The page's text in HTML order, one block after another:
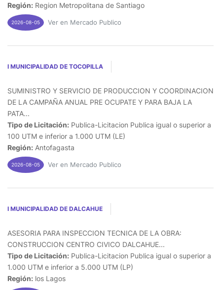
Región: Region Metropolitana de Santiago
2026-08-05 Ver en Mercado Publico
I MUNICIPALIDAD DE TOCOPILLA
SUMINISTRO Y SERVICIO DE PRODUCCION Y COORDINACION
DE LA CAMPAÑA ANUAL PRE OCUPATE Y PARA BAJA LA
PATA...
Tipo de Licitación: Publica-Licitacion Publica igual o superior a
100 UTM e inferior a 1.000 UTM (LE)
Región: Antofagasta
2026-08-05 Ver en Mercado Publico
I MUNICIPALIDAD DE DALCAHUE
ASESORIA PARA INSPECCION TECNICA DE LA OBRA:
CONSTRUCCION CENTRO CIVICO DALCAHUE...
Tipo de Licitación: Publica-Licitacion Publica igual o superior a
1.000 UTM e inferior a 5.000 UTM (LP)
Región: los Lagos